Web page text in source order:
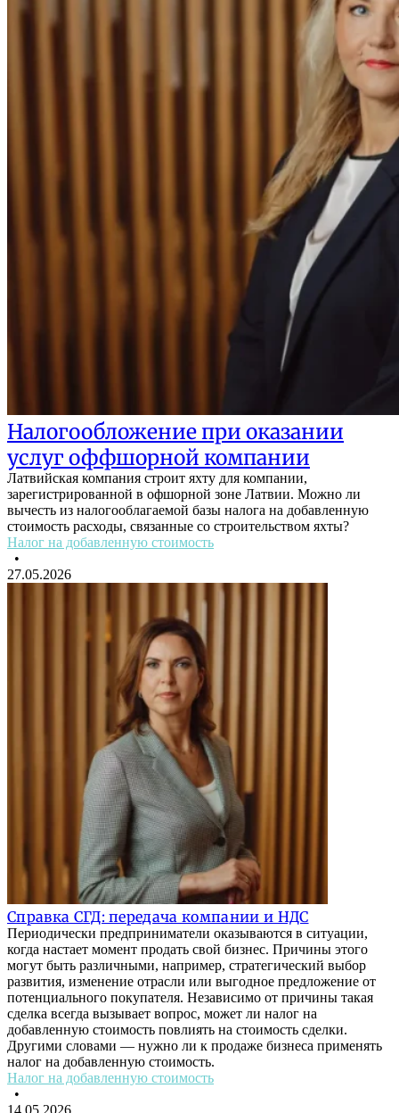
Налогообложение при оказании
услуг оффшорной компании
Латвийская компания строит яхту для компании,
зарегистрированной в офшорной зоне Латвии. Можно ли
вычесть из налогооблагаемой базы налога на добавленную
стоимость расходы, связанные со строительством яхты?
Налог на добавленную стоимость
•
27.05.2026
Справка СГД: передача компании и НДС
Периодически предприниматели оказываются в ситуации,
когда настает момент продать свой бизнес. Причины этого
могут быть различными, например, стратегический выбор
развития, изменение отрасли или выгодное предложение от
потенциального покупателя. Независимо от причины такая
сделка всегда вызывает вопрос, может ли налог на
добавленную стоимость повлиять на стоимость сделки.
Другими словами — нужно ли к продаже бизнеса применять
налог на добавленную стоимость.
Налог на добавленную стоимость
•